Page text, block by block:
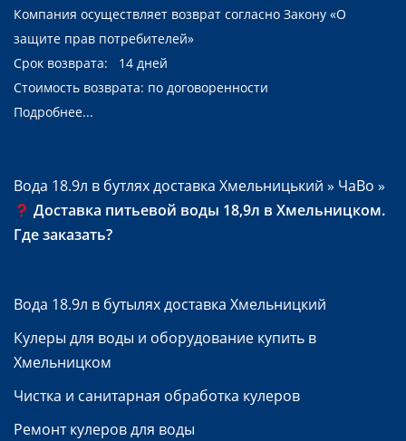
Компания осуществляет возврат согласно Закону «О
защите прав потребителей»
Срок возврата: 14 дней
Стоимость возврата: по договоренности
Подробнее...
Вода 18.9л в бутлях доставка Хмельницький » ЧаВо »
Доставка питьевой воды 18,9л в Хмельницком.
Где заказать?
Вода 18.9л в бутылях доставка Хмельницкий
Кулеры для воды и оборудование купить в
Хмельницком
Чистка и санитарная обработка кулеров
Ремонт кулеров для воды